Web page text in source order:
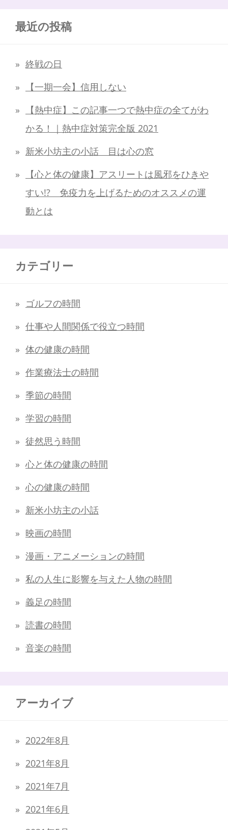
最近の投稿
終戦の日
【一期一会】信用しない
【熱中症】この記事一つで熱中症の全てがわ
かる！｜熱中症対策完全版 2021
新米小坊主の小話 目は心の窓
【心と体の健康】アスリートは風邪をひきや
すい!? 免疫力を上げるためのオススメの運
動とは
カテゴリー
ゴルフの時間
仕事や人間関係で役立つ時間
体の健康の時間
作業療法士の時間
季節の時間
学習の時間
徒然思う時間
心と体の健康の時間
心の健康の時間
新米小坊主の小話
映画の時間
漫画・アニメーションの時間
私の人生に影響を与えた人物の時間
義足の時間
読書の時間
音楽の時間
アーカイブ
2022年8月
2021年8月
2021年7月
2021年6月